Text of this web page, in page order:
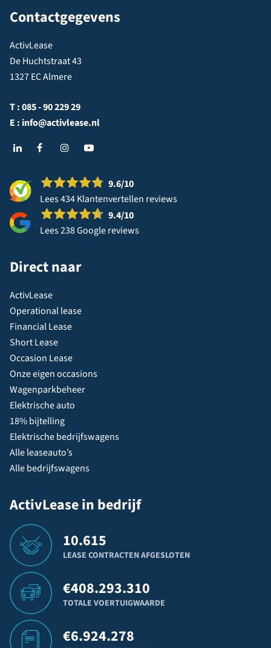
Contactgegevens
ActivLease
De Huchtstraat 43
1327 EC Almere
T :085 - 90 229 29
E : info@activlease.nl
9.6/10
Lees 434 Klantenvertellen reviews
9.4/10
Lees 238 Google reviews
Direct naar
ActivLease
Operational lease
Financial Lease
Short Lease
Occasion Lease
Onze eigen occasions
Wagenparkbeheer
Elektrische auto
18% bijtelling
Elektrische bedrijfswagens
Alle leaseauto’s
Alle bedrijfswagens
ActivLease in bedrijf
10.615
LEASE CONTRACTEN AFGESLOTEN
€408.293.310
TOTALE VOERTUIGWAARDE
€6.924.278